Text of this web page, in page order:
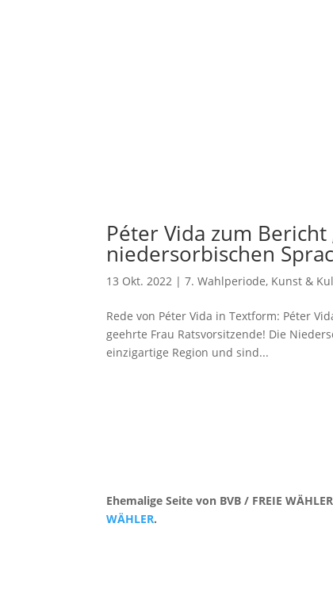
Péter Vida zum
niedersorbischen
13 Okt. 2022 |7. Wahlperiode, Kunst &
Rede von Péter Vida in Textform: Péter
geehrte Frau Ratsvorsitzende! Die
einzigartige Region und sind...
Ehemalige Seite von BVB / FREIE
WÄHLER.